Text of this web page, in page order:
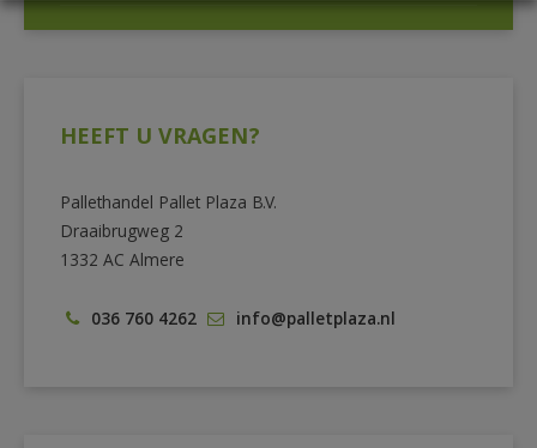
HEEFT U VRAGEN?
Pallethandel Pallet Plaza B.V.
Draaibrugweg 2
1332 AC Almere
036 760 4262 info@palletplaza.nl